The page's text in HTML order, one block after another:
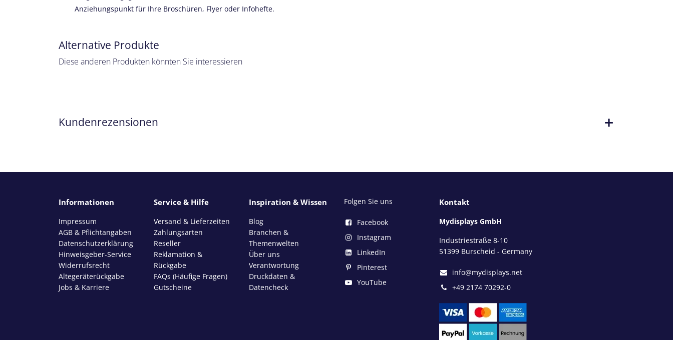
Anziehungspunkt für Ihre Broschüren, Flyer oder Infohefte.
Alternative Produkte
Diese anderen Produkten könnten Sie interessieren
Kundenrezensionen
Informationen
Impressum
AGB & Pflichtangaben
Datenschutzerklärung
Hinweisgeber-Service
Widerrufsrecht
Altegeräterückgabe
Jobs & Karriere
Service & Hilfe
Versand & Lieferzeiten
Zahlungsarten
Reseller
Reklamation &
Rückgabe
FAQs (Häufige Fragen)
Gutscheine
Inspiration & Wissen
Blog
Branchen &
Themenwelten
Über uns
Verantwortung
Druckdaten &
Datencheck
Folgen Sie uns
Facebook
Instagram
LinkedIn
Pinterest
YouTube
Kontakt
Mydisplays GmbH
Industriestraße 8-10
51399 Burscheid - Germany
info@mydisplays.net
+49 2174 70292-0